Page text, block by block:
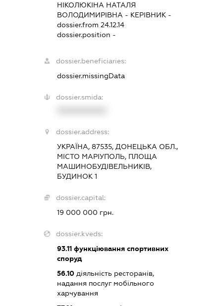
НІКОЛЮКІНА НАТАЛЯ
ВОЛОДИМИРІВНА - КЕРІВНИК -
dossier.from 24.12.14
dossier.position -
dossier.beneficiaries:
dossier.missingData
dossier.smida:
dossier.address:
УКРАЇНА, 87535, ДОНЕЦЬКА ОБЛ.,
МІСТО МАРІУПОЛЬ, ПЛОЩА
МАШИНОБУДІВЕЛЬНИКІВ,
БУДИНОК 1
dossier.capital:
19 000 000 грн.
dossier.kveds:
93.11 функціювання спортивних
споруд
56.10 діяльність ресторанів,
надання послуг мобільного
харчування